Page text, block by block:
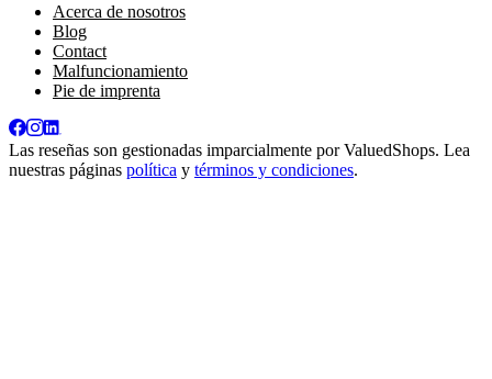
Acerca de nosotros
Blog
Contact
Malfuncionamiento
Pie de imprenta
Las reseñas son gestionadas imparcialmente porValuedShops. Lea
nuestras páginas política y términos y condiciones.